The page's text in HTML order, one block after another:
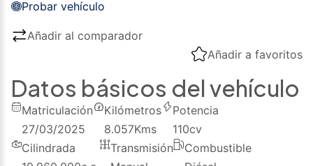
Probar vehículo
Añadir al comparador
Añadir a favoritos
Datos básicos del vehículo
Matriculación
27/03/2025
Kilómetros
8.057Kms
Potencia
110cv
Cilindrada
Transmisión
Combustible